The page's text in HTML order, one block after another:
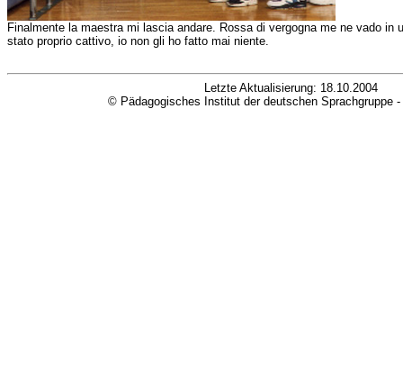
Finalmente la maestra mi lascia andare. Rossa di vergogna me ne vado in
stato proprio cattivo, io non gli ho fatto mai niente.
Letzte Aktualisierung: 18.10.2004
© Pädagogisches Institut der deutschen Sprachgruppe